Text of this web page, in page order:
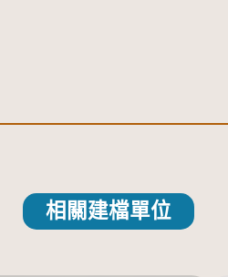
相關建檔單位